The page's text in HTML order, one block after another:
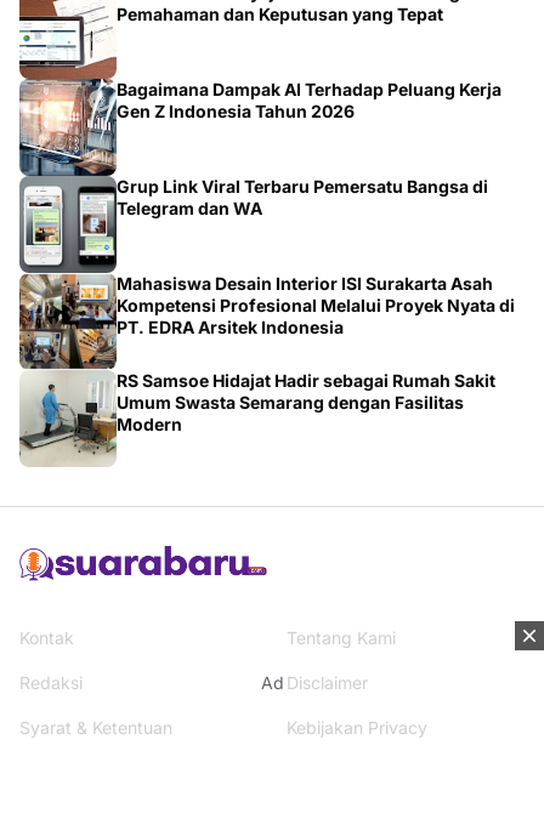
Gen Z Indonesia Tahun 2026
Telegram dan WA
Kompetensi Profesional Melalui Proyek Nyata di
PT. EDRA Arsitek Indonesia
Umum Swasta Semarang dengan Fasilitas
Modern
Ad
Redaksi Disclaimer
Syarat & Ketentuan Kebijakan Privacy